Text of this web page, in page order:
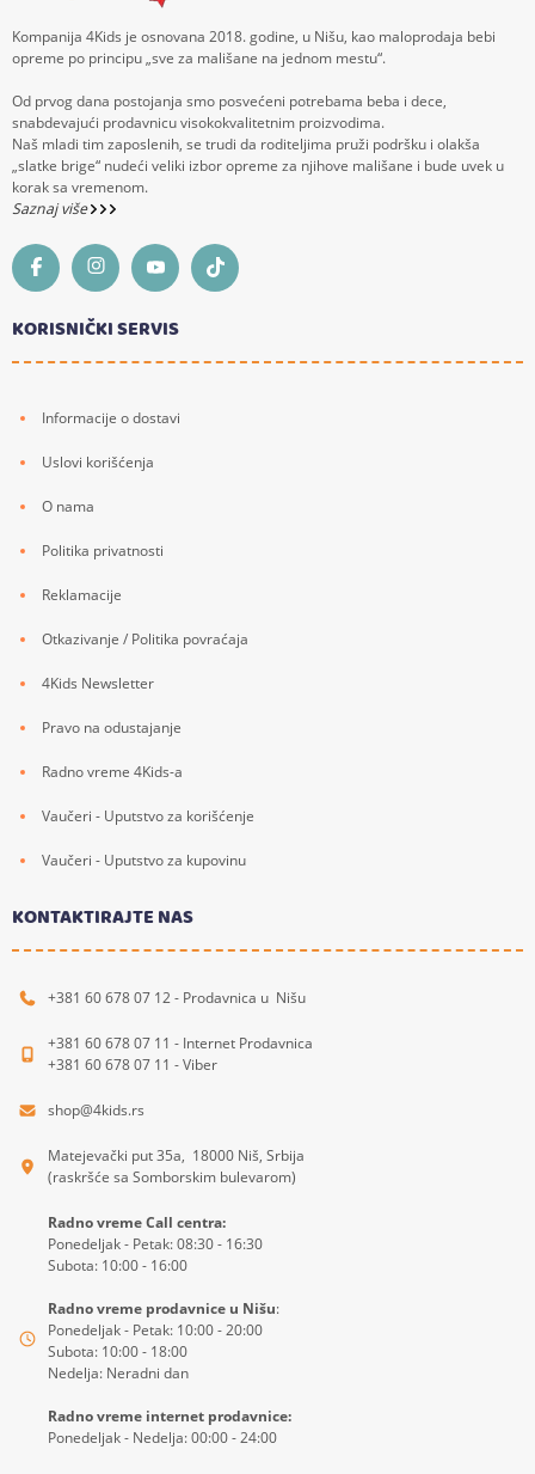
Kompanija 4Kids je osnovana 2018. godine, u Nišu, kao maloprodaja bebi
opreme po principu „sve za mališane na jednom mestu“.
Od prvog dana postojanja smo posvećeni potrebama beba i dece,
snabdevajući prodavnicu visokokvalitetnim proizvodima.
Naš mladi tim zaposlenih, se trudi da roditeljima pruži podršku i olakša
„slatke brige“ nudeći veliki izbor opreme za njihove mališane i bude uvek u
korak sa vremenom.
Saznaj više
KORISNIČKI SERVIS
Informacije o dostavi
Uslovi korišćenja
O nama
Politika privatnosti
Reklamacije
Otkazivanje / Politika povraćaja
4Kids Newsletter
Pravo na odustajanje
Radno vreme 4Kids-a
Vaučeri - Uputstvo za korišćenje
Vaučeri - Uputstvo za kupovinu
KONTAKTIRAJTE NAS
+381 60 678 07 12 - Prodavnica u Nišu
+381 60 678 07 11 - Internet Prodavnica
+381 60 678 07 11 - Viber
shop@4kids.rs
Matejevački put 35a, 18000 Niš, Srbija
(raskršće sa Somborskim bulevarom)
Radno vreme Call centra:
Ponedeljak - Petak: 08:30 - 16:30
Subota: 10:00 - 16:00
Radno vreme prodavnice u Nišu:
Ponedeljak - Petak: 10:00 - 20:00
Subota: 10:00 - 18:00
Nedelja: Neradni dan
Radno vreme internet prodavnice:
Ponedeljak - Nedelja: 00:00 - 24:00